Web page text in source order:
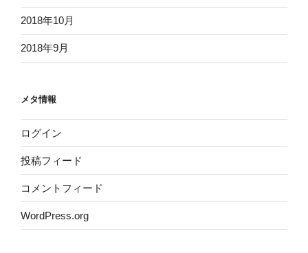
2018年10月
2018年9月
メタ情報
ログイン
投稿フィード
コメントフィード
WordPress.org